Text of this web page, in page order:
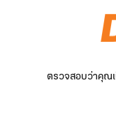
ตรวจสอบว่าคุณ